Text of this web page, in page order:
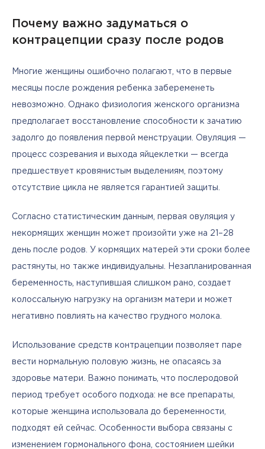
Почему важно задуматься о
контрацепции сразу после родов
Многие женщины ошибочно полагают, что в первые
месяцы после рождения ребенка забеременеть
невозможно. Однако физиология женского организма
предполагает восстановление способности к зачатию
задолго до появления первой менструации. Овуляция —
процесс созревания и выхода яйцеклетки — всегда
предшествует кровянистым выделениям, поэтому
отсутствие цикла не является гарантией защиты.
Согласно статистическим данным, первая овуляция у
некормящих женщин может произойти уже на 21–28
день после родов. У кормящих матерей эти сроки более
растянуты, но также индивидуальны. Незапланированная
беременность, наступившая слишком рано, создает
колоссальную нагрузку на организм матери и может
негативно повлиять на качество грудного молока.
Использование средств контрацепции позволяет паре
вести нормальную половую жизнь, не опасаясь за
здоровье матери. Важно понимать, что послеродовой
период требует особого подхода: не все препараты,
которые женщина использовала до беременности,
подходят ей сейчас. Особенности выбора связаны с
изменением гормонального фона, состоянием шейки